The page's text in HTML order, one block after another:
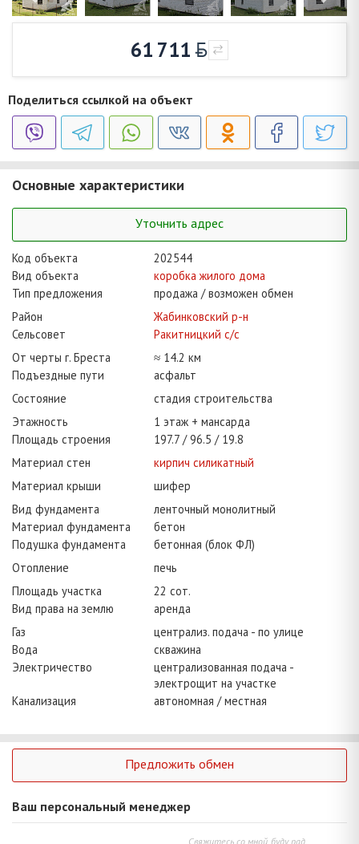
61 711
Поделиться ссылкой на объект
Основные характеристики
Уточнить адрес
Код объекта
202544
Вид объекта
коробка жилого дома
Тип предложения
продажа / возможен обмен
Район
Жабинковский р-н
Сельсовет
Ракитницкий с/с
От черты г. Бреста
≈ 14.2 км
Подъездные пути
асфальт
Состояние
стадия строительства
Этажность
1 этаж + мансарда
Площадь строения
197.7 96.5
19.8
Материал стен
кирпич силикатный
Материал крыши
шифер
Вид фундамента
ленточный монолитный
Материал фундамента
бетон
Подушка фундамента
бетонная (блок ФЛ)
Отопление
печь
Площадь участка
22 сот.
Вид права на землю
аренда
Газ
централиз. подача - по улице
Вода
скважина
Электричество
централизованная подача -
электрощит на участке
Канализация
автономная / местная
Предложить обмен
Ваш персональный менеджер
Свяжитесь со мной, буду рад